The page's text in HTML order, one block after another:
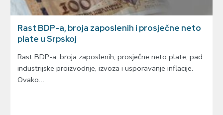
Rast BDP-a, broja zaposlenih i prosječne neto
plate u Srpskoj
Rast BDP-a, broja zaposlenih, prosječne neto plate, pad
industrijske proizvodnje, izvoza i usporavanje inflacije.
Ovako…